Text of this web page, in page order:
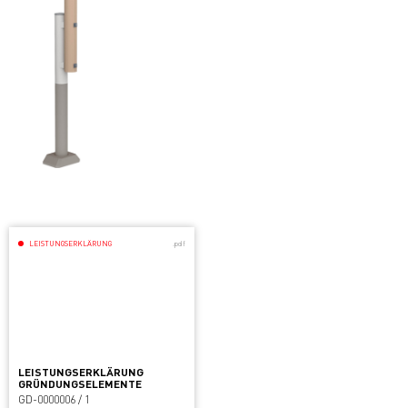
LEISTUNGSERKLÄRUNG .pdf
LEISTUNGSERKLÄRUNG
GRÜNDUNGSELEMENTE
GD-0000006 / 1